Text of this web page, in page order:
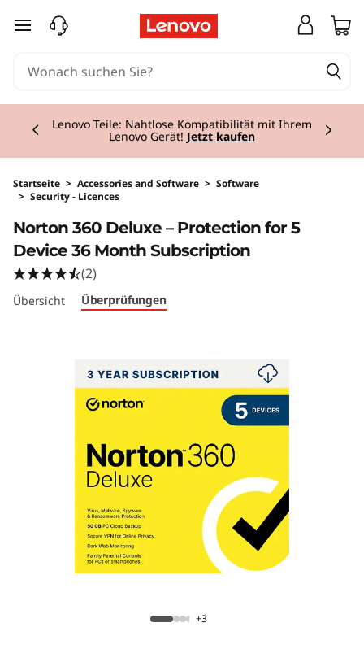
zum Hauptinhalt springen
Lenovo Teile: Nahtlose Kompatibilität mit Ihrem
Lenovo Gerät! Jetzt kaufen
Startseite > Accessories and Software > Software
> Security - Licences
Norton 360 Deluxe – Protection for 5
Device 36 Month Subscription
(2)
Übersicht Überprüfungen
+3